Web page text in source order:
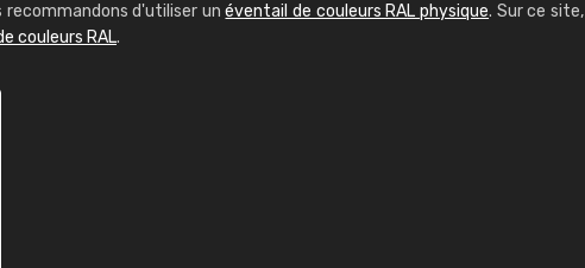
recommandons d'utiliser unéventail de couleurs RAL physique. Sur ce site,
couleurs RAL.